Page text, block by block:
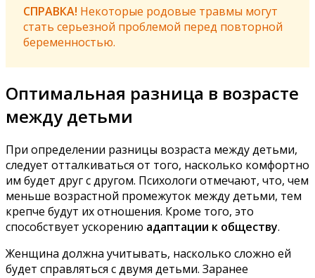
СПРАВКА! Некоторые родовые травмы могут
стать серьезной проблемой перед повторной
беременностью.
Оптимальная разница в возрасте
между детьми
При определении разницы возраста между детьми,
следует отталкиваться от того, насколько комфортно
им будет друг с другом. Психологи отмечают, что, чем
меньше возрастной промежуток между детьми, тем
крепче будут их отношения. Кроме того, это
способствует ускорению адаптации к обществу.
Женщина должна учитывать, насколько сложно ей
будет справляться с двумя детьми. Заранее